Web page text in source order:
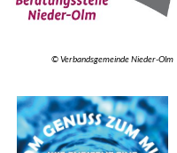
© Verbandsgemeinde Nieder-Olm